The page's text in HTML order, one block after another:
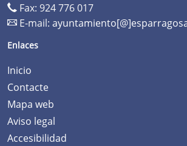
Fax: 924 776 017
E-mail:
Enlaces
Inicio
Contacte
Mapa web
Aviso legal
Accesibilidad